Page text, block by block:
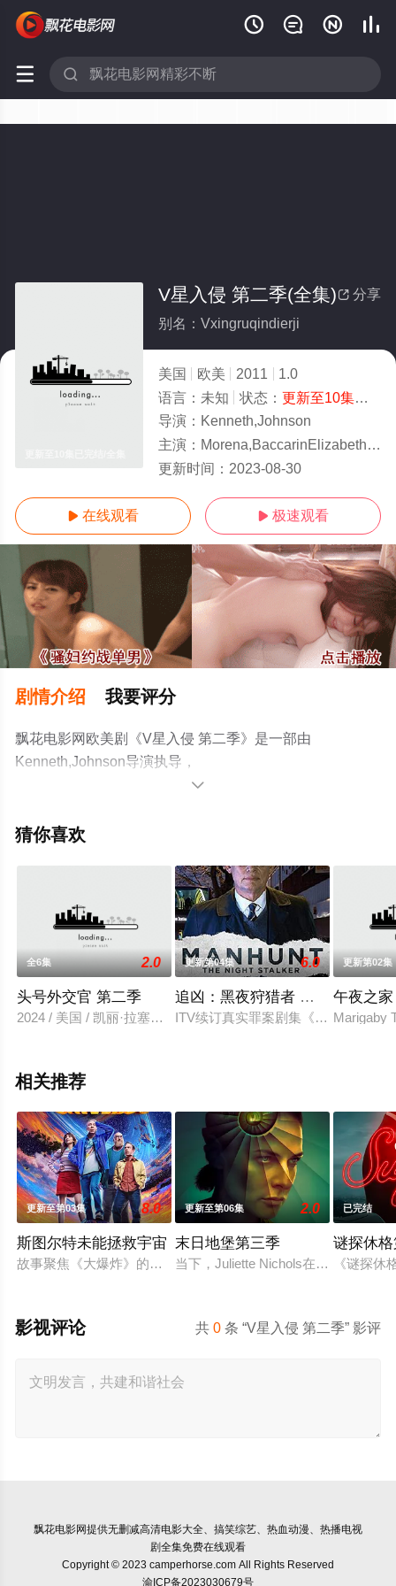
   
 
 分享
V星入侵 第二季(全集)
别名：Vxingruqindierji
美国 欧美 2011
1.0
语言： 未知 状态： 更新至10集已完结
导演： Kenneth,Johnson
主演： Morena,BaccarinElizabeth,MitchellMorris,ChestnutJoel,Grets
更新时间： 2023-08-30
 在线观看  极速观看
剧情介绍 我要评分
飘花电影网欧美剧《V星入侵 第二季》是一部由
Kenneth,Johnson导演执导，
至10集已完结），手机免费观看高清未删减完整版电视剧
信息可移步至豆瓣电视剧、电视猫或剧情网等平台了解。

猜你喜欢
全6集 2.0
头号外交官 第二季
2024 / 美国 / 凯丽·拉塞尔,阿丽·安,Martina,Avogadri,Joey,Eden,
更新第04集 6.0
追凶：黑夜狩猎者 第二季
ITV续订真实罪案剧集《寻凶
更新第02集
午夜之家
Marigaby
相关推荐
更新至第03集 8.0
斯图尔特未能拯救宇宙
故事聚焦《大爆炸》的漫画书老板斯图尔特·布鲁姆，他弄坏了
更新至第06集 2.0
末日地堡第三季
当下，Juliette Nichols在被迫接受“
已完结
谜探休
《谜探
共0 条 “V星入侵 第二季” 影评
影视评论
飘花电影网提供无删减高清电影大全、搞笑综艺、热血动漫、热播电视
剧全集免费在线观看
Copyright © 2023 camperhorse.com All Rights Reserved
渝ICP备2023030679号